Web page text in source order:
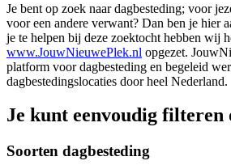
Je bent op zoek naar dagbesteding; voor
voor een andere verwant? Dan ben je hier
je te helpen bij deze zoektocht hebben wij
www.JouwNieuwePlek.nl opgezet.
platform voor dagbesteding en begeleid
dagbestedingslocaties door heel Nederland.
Je kunt eenvoudig filteren
Soorten dagbesteding